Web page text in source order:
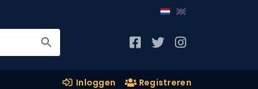
Inloggen Registreren